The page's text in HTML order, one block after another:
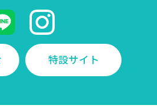
特設サイト